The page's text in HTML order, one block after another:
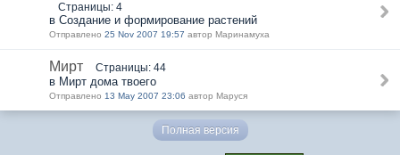
Страницы: 4
в Создание и формирование растений
Отправлено 25 Nov 2007 19:57 автор Маринамуха
Мирт Страницы: 44
в Мирт дома твоего
Отправлено 13 May 2007 23:06 автор Маруся
Полная версия